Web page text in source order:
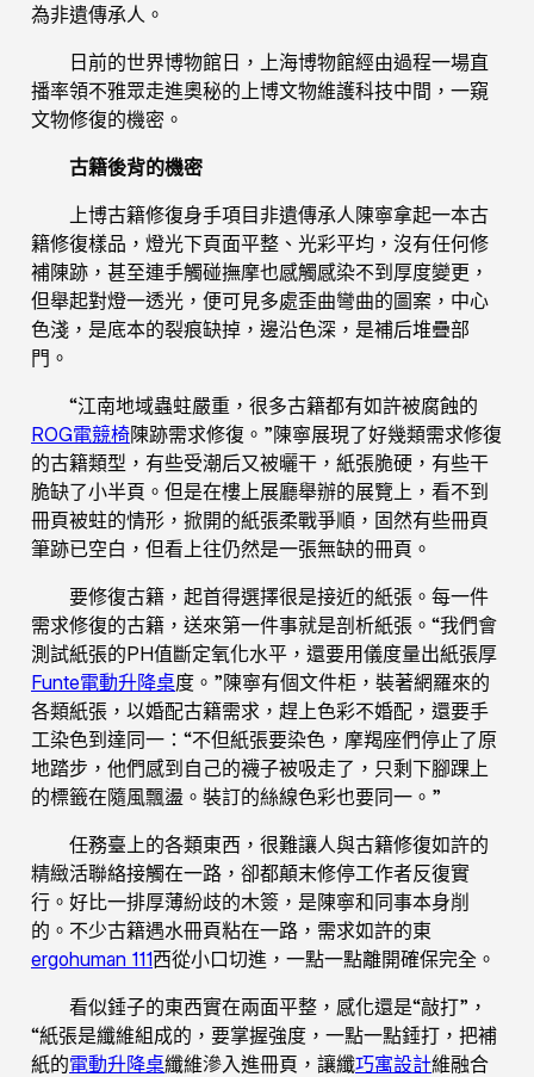
為非遺傳承人。
日前的世界博物館日，上海博物館經由過程一場直
播率領不雅眾走進奧秘的上博文物維護科技中間，一窺
文物修復的機密。
古籍後背的機密
上博古籍修復身手項目非遺傳承人陳寧拿起一本古
籍修復樣品，燈光下頁面平整、光彩平均，沒有任何修
補陳跡，甚至連手觸碰撫摩也感觸感染不到厚度變更，
但舉起對燈一透光，便可見多處歪曲彎曲的圖案，中心
色淺，是底本的裂痕缺掉，邊沿色深，是補后堆疊部
門。
“江南地域蟲蛀嚴重，很多古籍都有如許被腐蝕的
ROG電競椅陳跡需求修復。”陳寧展現了好幾類需求修復
的古籍類型，有些受潮后又被曬干，紙張脆硬，有些干
脆缺了小半頁。但是在樓上展廳舉辦的展覽上，看不到
冊頁被蛀的情形，掀開的紙張柔戰爭順，固然有些冊頁
筆跡已空白，但看上往仍然是一張無缺的冊頁。
要修復古籍，起首得選擇很是接近的紙張。每一件
需求修復的古籍，送來第一件事就是剖析紙張。“我們會
測試紙張的PH值斷定氧化水平，還要用儀度量出紙張厚
Funte電動升降桌度。”陳寧有個文件柜，裝著網羅來的
各類紙張，以婚配古籍需求，趕上色彩不婚配，還要手
工染色到達同一：“不但紙張要染色，摩羯座們停止了原
地踏步，他們感到自己的襪子被吸走了，只剩下腳踝上
的標籤在隨風飄盪。裝訂的絲線色彩也要同一。”
任務臺上的各類東西，很難讓人與古籍修復如許的
精緻活聯絡接觸在一路，卻都顛末修停工作者反復實
行。好比一排厚薄紛歧的木簽，是陳寧和同事本身削
的。不少古籍遇水冊頁粘在一路，需求如許的東
ergohuman 111西從小口切進，一點一點離開確保完全。
看似錘子的東西實在兩面平整，感化還是“敲打”，
“紙張是纖維組成的，要掌握強度，一點一點錘打，把補
紙的電動升降桌纖維滲入進冊頁，讓纖巧寓設計維融合